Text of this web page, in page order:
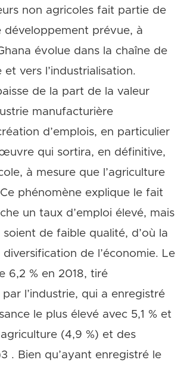
non agricoles fait partie de
développement prévue, à
évolue dans la chaîne de
vers l’industrialisation.
de la part de la valeur
manufacturière
d’emplois, en particulier
qui sortira, en définitive,
à mesure que l’agriculture
phénomène explique le fait
un taux d’emploi élevé, mais
de faible qualité, d’où la
diversification de l’économie. Le
6,2 % en 2018, tiré
l’industrie, qui a enregistré
le plus élevé avec 5,1 % et
(4,9 %) et des
. Bien qu’ayant enregistré le